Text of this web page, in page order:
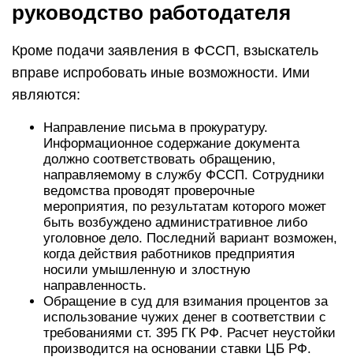
руководство работодателя
Кроме подачи заявления в ФССП, взыскатель
вправе испробовать иные возможности. Ими
являются:
Направление письма в прокуратуру.
Информационное содержание документа
должно соответствовать обращению,
направляемому в службу ФССП. Сотрудники
ведомства проводят проверочные
мероприятия, по результатам которого может
быть возбуждено административное либо
уголовное дело. Последний вариант возможен,
когда действия работников предприятия
носили умышленную и злостную
направленность.
Обращение в суд для взимания процентов за
использование чужих денег в соответствии с
требованиями ст. 395 ГК РФ. Расчет неустойки
производится на основании ставки ЦБ РФ.